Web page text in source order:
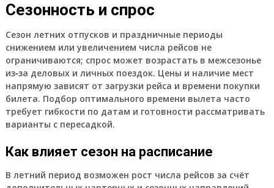
Сезонность и спрос
Сезон летних отпусков и праздничные периоды
снижением или увеличением числа рейсов не
ограничиваются; спрос может возрастать в межсезонье
из‑за деловых и личных поездок. Цены и наличие мест
напрямую зависят от загрузки рейса и времени покупки
билета. Подбор оптимального времени вылета часто
требует гибкости по датам и готовности рассматривать
варианты с пересадкой.
Как влияет сезон на расписание
В летний период возможен рост числа рейсов за счёт